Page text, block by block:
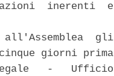
inerenti  e
all'Assemblea  gli
giorni prima
-   Ufficio